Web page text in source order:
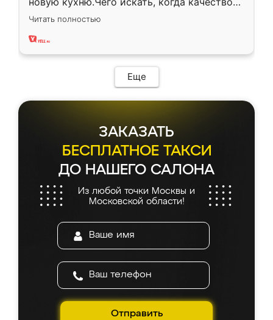
вполне довольна. Служит кухня уже почти
два года, нареканий нет.
Читать полностью
Еще
ЗАКАЗАТЬ
БЕСПЛАТНОЕ ТАКСИ
ДО НАШЕГО САЛОНА
Из любой точки Москвы и
Московской области!
Отправить